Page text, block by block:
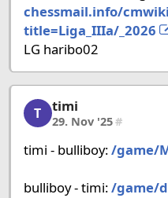
chessmail.info/
title=Liga_IIIa/_2026
LG haribo02
timi, 17/58, 29. Nov
T timi
29. Nov '25#
timi - bulliboy:/game/
bulliboy - timi:/game/